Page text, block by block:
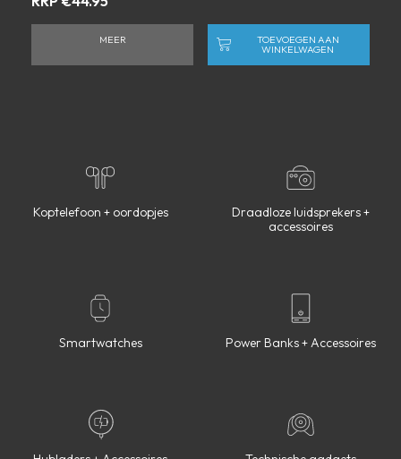
MEER TOEVOEGEN AAN
WINKELWAGEN
Koptelefoon + oordopjes
Draadloze luidsprekers +
accessoires
Smartwatches Power Banks + Accessoires